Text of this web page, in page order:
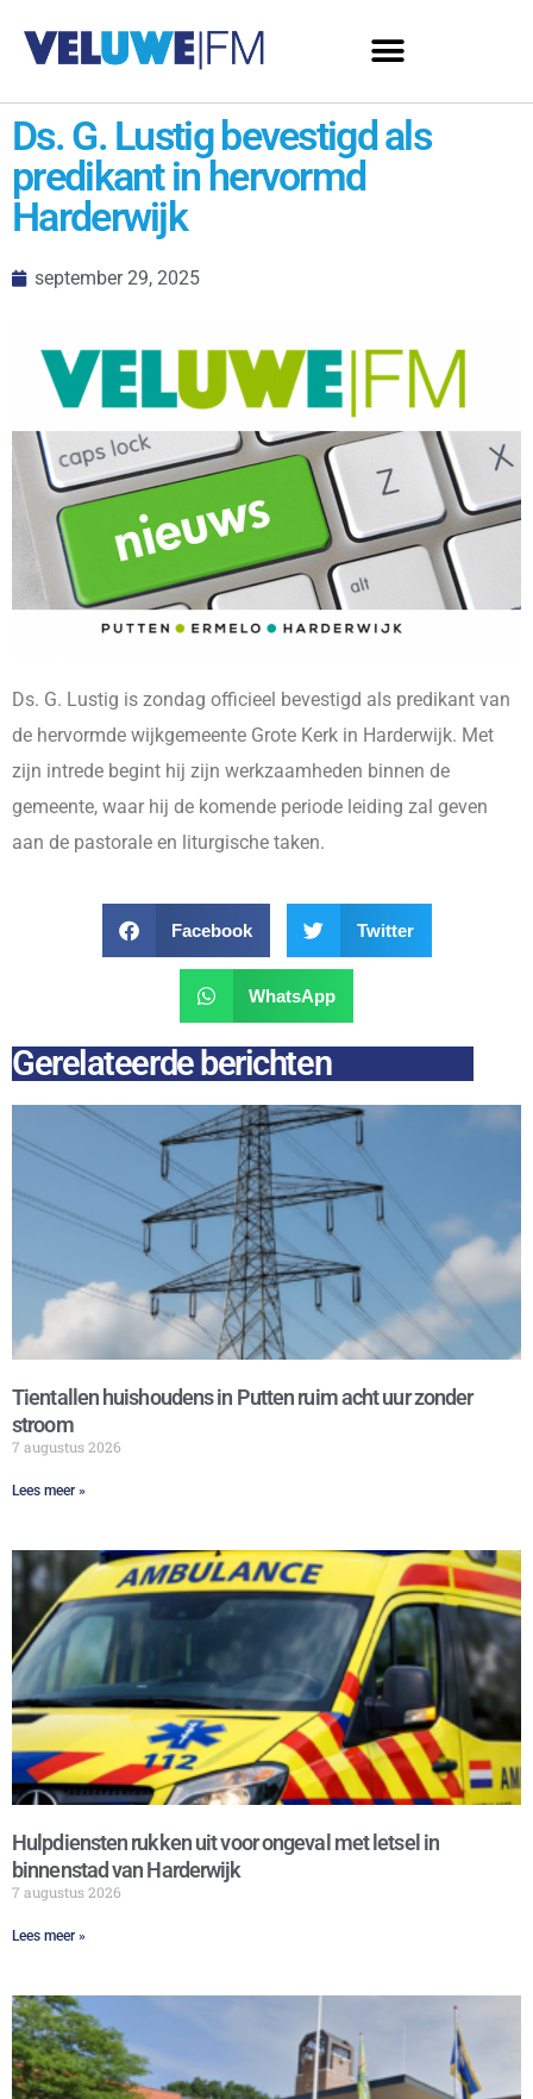
Ds. G. Lustig bevestigd als
predikant in hervormd
Harderwijk
september 29, 2025
Ds. G. Lustig is zondag officieel bevestigd als predikant van
de hervormde wijkgemeente Grote Kerk in Harderwijk. Met
zijn intrede begint hij zijn werkzaamheden binnen de
gemeente, waar hij de komende periode leiding zal geven
aan de pastorale en liturgische taken.
Facebook Twitter
WhatsApp
Gerelateerde berichten
Tientallen huishoudens in Putten ruim acht uur zonder
stroom
7 augustus 2026
Lees meer »
Hulpdiensten rukken uit voor ongeval met letsel in
binnenstad van Harderwijk
7 augustus 2026
Lees meer »